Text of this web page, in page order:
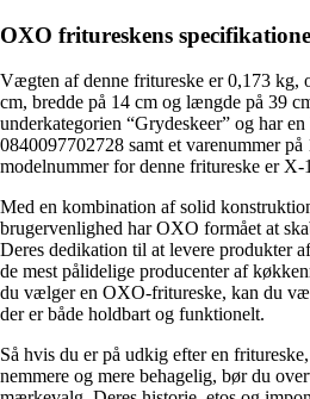
OXO fritureskens
Vægten af denne fritureske er 0,173 kg,
cm, bredde på 14 cm og længde på 39
underkategorien “Grydeskeer” og har
0840097702728 samt et varenummer
modelnummer for denne fritureske er X-
Med en kombination af solid
brugervenlighed har OXO formået at
Deres dedikation til at levere produkter
de mest pålidelige producenter af
du vælger en OXO-fritureske, kan du
der er både holdbart og funktionelt.
Så hvis du er på udkig efter en
nemmere og mere behagelig, bør du